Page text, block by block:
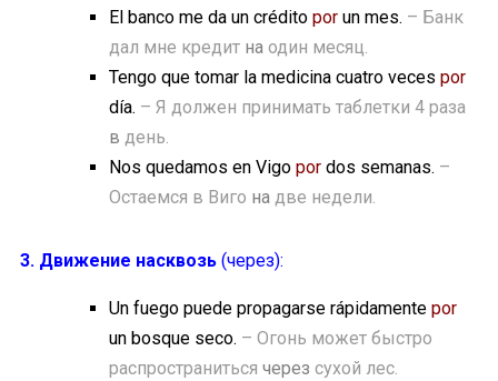
El banco me da un crédito por un mes. – Банк
дал мне кредит на один месяц.
Tengo que tomar la medicina cuatro veces por
día. – Я должен принимать таблетки 4 раза
в день.
Nos quedamos en Vigo por dos semanas. –
Остаемся в Виго на две недели.
3. Движение насквозь (через):
Un fuego puede propagarse rápidamente por
un bosque seco. – Огонь может быстро
распространиться через сухой лес.